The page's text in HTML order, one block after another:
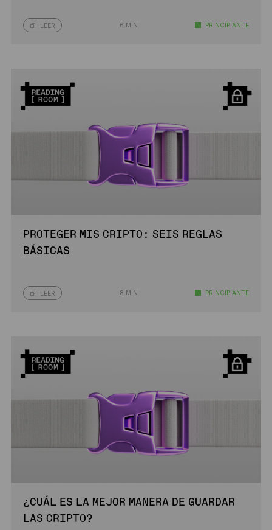
LEER 6 MIN PRINCIPIANTE
PROTEGER MIS CRIPTO: SEIS REGLAS
BÁSICAS
LEER 8 MIN PRINCIPIANTE
¿CUÁL ES LA MEJOR MANERA DE GUARDAR
LAS CRIPTO?